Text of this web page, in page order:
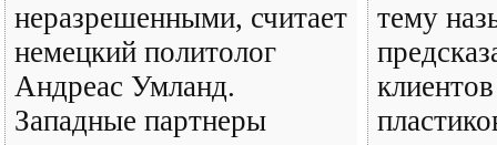
неразрешенными, считает
немецкий политолог
Андреас Умланд.
Западные партнеры
тему